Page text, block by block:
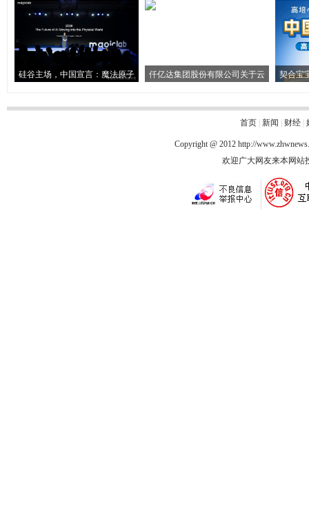
硅谷主场，中国宣言：魔法原子 仟亿达集团股份有限公司关于云 契合宝
首页| 新闻 财经|
Copyright @ 2012 http://
欢迎广大网友来本网站